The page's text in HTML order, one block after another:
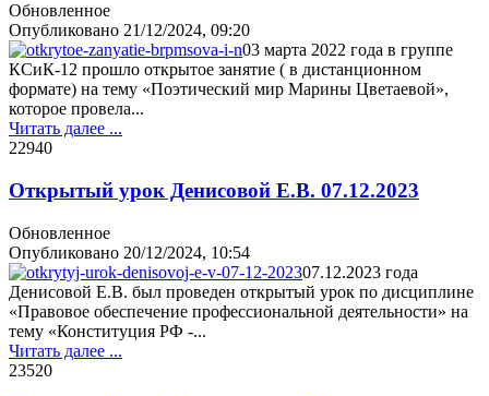
Обновленное
Опубликовано 21/12/2024, 09:20
03 марта 2022 года в группе
КСиК-12 прошло открытое занятие ( в дистанционном
формате) на тему «Поэтический мир Марины Цветаевой»,
которое провела...
Читать далее ...
22940
Открытый урок Денисовой Е.В. 07.12.2023
Обновленное
Опубликовано 20/12/2024, 10:54
07.12.2023 года
Денисовой Е.В. был проведен открытый урок по дисциплине
«Правовое обеспечение профессиональной деятельности» на
тему «Конституция РФ -...
Читать далее ...
23520